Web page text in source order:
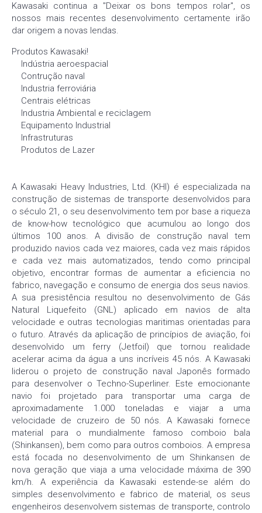
Kawasaki continua a "Deixar os bons tempos rolar", os
nossos mais recentes desenvolvimento certamente irão
dar origem a novas lendas.
Produtos Kawasaki!
Indústria aeroespacial
Contrução naval
Industria ferroviária
Centrais elétricas
Industria Ambiental e reciclagem
Equipamento Industrial
Infrastruturas
Produtos de Lazer
A Kawasaki Heavy Industries, Ltd. (KHI) é especializada na
construção de sistemas de transporte desenvolvidos para
o século 21, o seu desenvolvimento tem por base a riqueza
de know-how tecnológico que acumulou ao longo dos
últimos 100 anos. A divisão de construção naval tem
produzido navios cada vez maiores, cada vez mais rápidos
e cada vez mais automatizados, tendo como principal
objetivo, encontrar formas de aumentar a eficiencia no
fabrico, navegação e consumo de energia dos seus navios.
A sua presistência resultou no desenvolvimento de Gás
Natural Liquefeito (GNL) aplicado em navios de alta
velocidade e outras tecnologias maritimas orientadas para
o futuro. Através da aplicação de princípios de aviação, foi
desenvolvido um ferry (Jetfoil) que tornou realidade
acelerar acima da água a uns incríveis 45 nós. A Kawasaki
liderou o projeto de construção naval Japonês formado
para desenvolver o Techno-Superliner. Este emocionante
navio foi projetado para transportar uma carga de
aproximadamente 1.000 toneladas e viajar a uma
velocidade de cruzeiro de 50 nós. A Kawasaki fornece
material para o mundialmente famoso comboio bala
(Shinkansen), bem como para outros comboios. A empresa
está focada no desenvolvimento de um Shinkansen de
nova geração que viaja a uma velocidade máxima de 390
km/h. A experiência da Kawasaki estende-se além do
simples desenvolvimento e fabrico de material, os seus
engenheiros desenvolvem sistemas de transporte, controlo